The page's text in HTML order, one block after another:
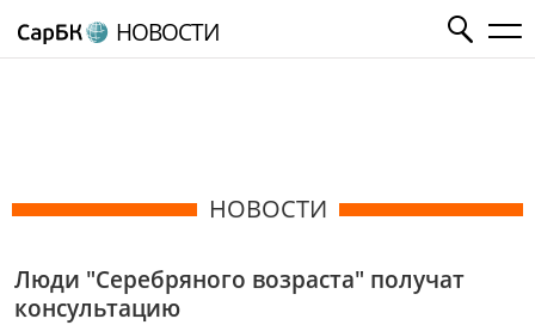
НОВОСТИ
НОВОСТИ
Люди "Серебряного возраста" получат
консультацию